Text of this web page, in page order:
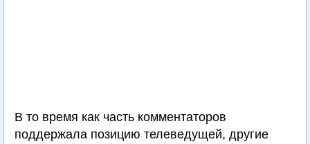
В то время как часть комментаторов
поддержала позицию телеведущей, другие